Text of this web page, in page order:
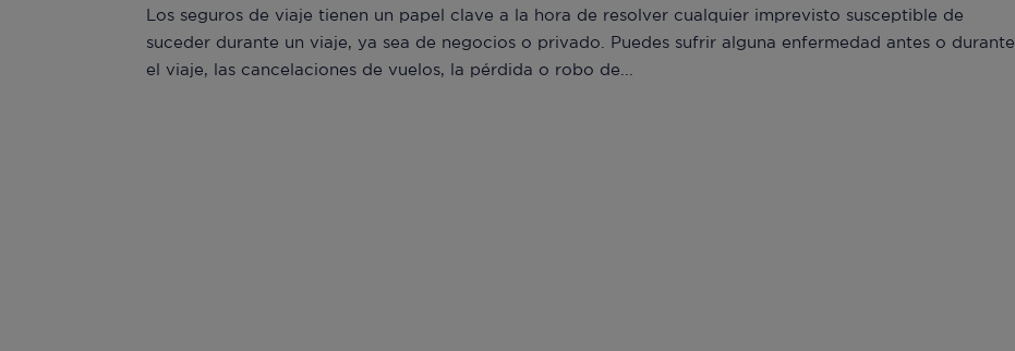
Los seguros de viaje tienen un papel clave a la hora de resolver cualquier imprevisto susceptible de
suceder durante un viaje, ya sea de negocios o privado. Puedes sufrir alguna enfermedad antes o durante
el viaje, las cancelaciones de vuelos, la pérdida o robo de...